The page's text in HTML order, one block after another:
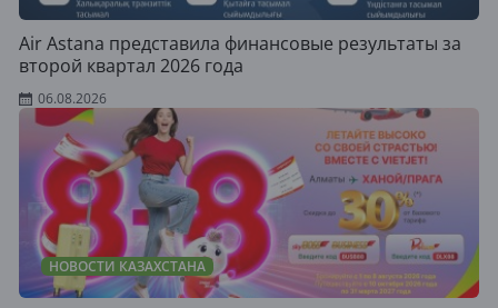
Air Astana представила финансовые результаты за
второй квартал 2026 года
06.08.2026
НОВОСТИ КАЗАХСТАНА